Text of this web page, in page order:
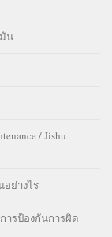
น
/ Jishu
ย่างไร
ารป้องกันการผิด